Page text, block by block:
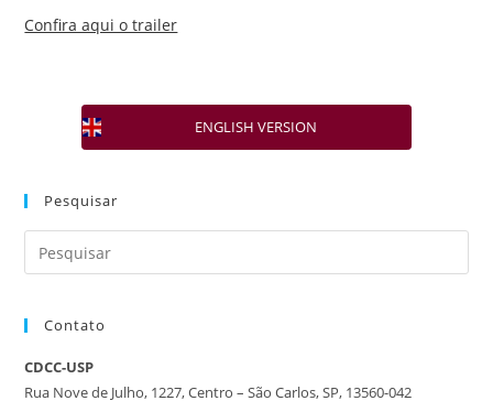
Confira aqui o trailer
ENGLISH VERSION
Pesquisar
Contato
CDCC-USP
Rua Nove de Julho, 1227, Centro – São Carlos, SP, 13560-042